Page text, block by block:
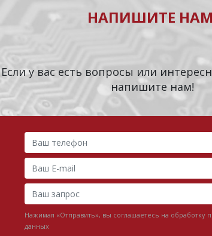
НАПИШИТЕ
Если у вас есть вопросы или
напишите нам!
Нажимая «Отправить», вы соглашаетесь на обработку
данных